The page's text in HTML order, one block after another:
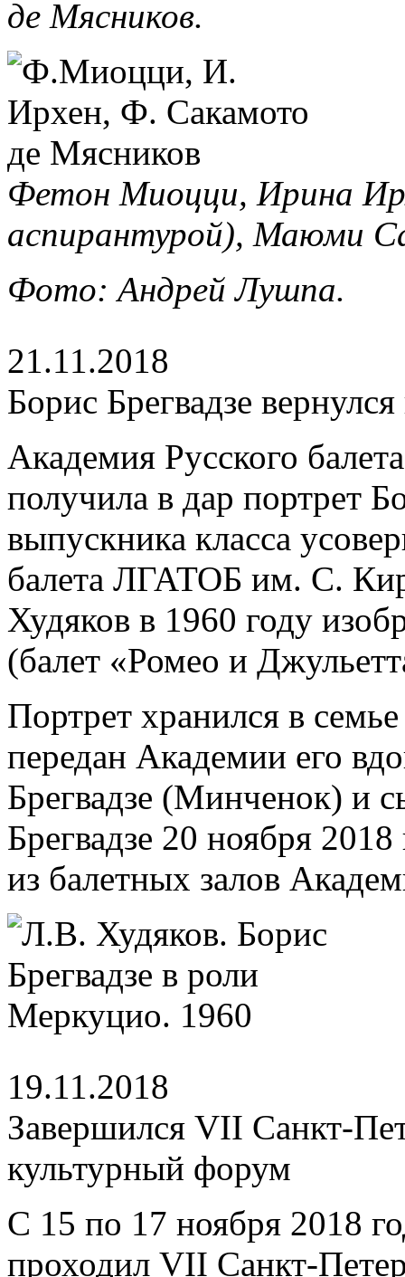
де Мясников.
Фетон Миоцци, Ирина
аспирантурой), Маюми
Фото: Андрей Лушпа.
21.11.2018
Борис Брегвадзе
Академия Русского
получила в дар портрет
выпускника класса
балета ЛГАТОБ им. С.
Худяков в 1960 году
(балет «Ромео и
Портрет хранился в
передан Академии его
Брегвадзе (Минченок) и
Брегвадзе 20 ноября
из балетных залов
19.11.2018
Завершился VII Санкт-
культурный форум
С 15 по 17 ноября 2018
проходил VII Санкт-